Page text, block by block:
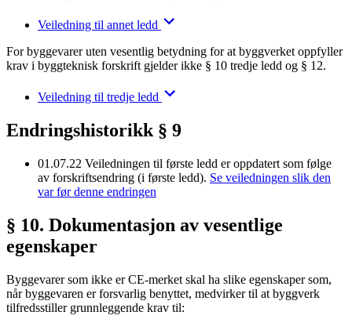
Veiledning til annet ledd
For byggevarer uten vesentlig betydning for at byggverket oppfyller
krav i byggteknisk forskrift gjelder ikke § 10 tredje ledd og § 12.
Veiledning til tredje ledd
Endringshistorikk § 9
01.07.22 Veiledningen til første ledd er oppdatert som følge
av forskriftsendring (i første ledd). Se veiledningen slik den
var før denne endringen
§ 10. Dokumentasjon av vesentlige
egenskaper
Byggevarer som ikke er CE-merket skal ha slike egenskaper som,
når byggevaren er forsvarlig benyttet, medvirker til at byggverk
tilfredsstiller grunnleggende krav til: